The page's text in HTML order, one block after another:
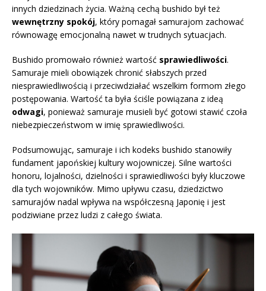
innych dziedzinach życia. Ważną cechą bushido był też
wewnętrzny spokój, który pomagał samurajom zachować
równowagę emocjonalną nawet w trudnych sytuacjach.
Bushido promowało również wartość sprawiedliwości.
Samuraje mieli obowiązek chronić słabszych przed
niesprawiedliwością i przeciwdziałać wszelkim formom złego
postępowania. Wartość ta była ściśle powiązana z ideą
odwagi, ponieważ samuraje musieli być gotowi stawić czoła
niebezpieczeństwom w imię sprawiedliwości.
Podsumowując, samuraje i ich kodeks bushido stanowiły
fundament japońskiej kultury wojowniczej. Silne wartości
honoru, lojalności, dzielności i sprawiedliwości były kluczowe
dla tych wojowników. Mimo upływu czasu, dziedzictwo
samurajów nadal wpływa na współczesną Japonię i jest
podziwiane przez ludzi z całego świata.